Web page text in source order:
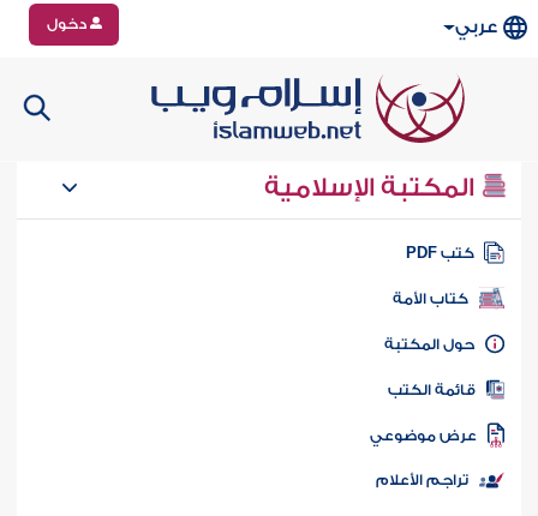
عربي دخول
المكتبة الإسلامية
كتب PDF
كتاب الأمة
المكتبة
الكتب
موضوعي